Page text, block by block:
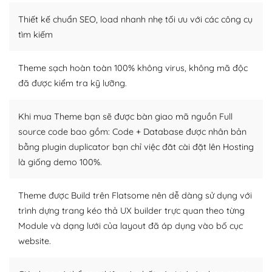
WordPress là nơi lưu trữ cho một diễn đàn cộng đồng
người cuồng tín WordPress.
Nếu bạn gặp khó khăn, bạn có thể lên mạng và tìm
lời, giải đáp vấn đề của bạn.
Cộng đồng sử dụng WordPress sẵn sàng hỗ trợ bạn
– Đa dạng plugin và themes
Plugin mở rộng là thành phần cài đặt thêm vào
WordPress để tăng thêm các tính năng cần thiết. Có
nhiều plugin trả phí hoặc miễn phí.
Nhờ lượng người dùng đông đảo, thư viện themes và
Thiết kế chuẩn SEO, load nhanh nhẹ tối ưu với các công cụ
tìm kiếm
Theme sạch hoàn toàn 100% không virus, không mã độc
đã được kiểm tra kỹ lưỡng.
Khi mua Theme bạn sẽ được bàn giao mã nguồn Full
source code bao gồm: Code + Database được nhân bản
bằng plugin duplicator bạn chỉ việc đăt cài đặt lên Hosting
là giống demo 100%.
Theme được Build trên Flatsome nên dễ dàng sử dụng với
trình dựng trang kéo thả UX builder trực quan theo từng
Module và dạng lưới của layout đã áp dụng vào bố cục
website.